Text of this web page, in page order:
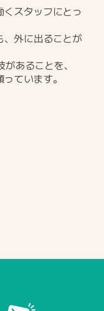
スタッフにとっ
、外に出ることが
あることを、
ています。